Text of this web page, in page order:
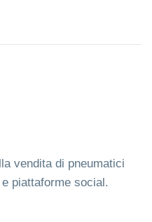
vendita di pneumatici
piattaforme social.